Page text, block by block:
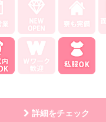
詳細をチェック